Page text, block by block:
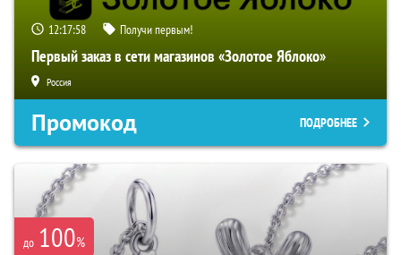
12:17:57 Получи первым!
Первый заказ в сети магазинов «Золотое Яблоко»
Россия
Промокод ПОДРОБНЕЕ
до 100%